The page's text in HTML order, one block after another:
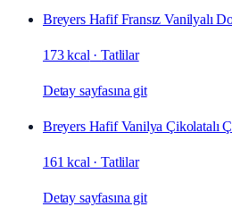
Breyers Hafif Fransız Vanilyalı
173 kcal ·Tatlilar
Detay sayfasına git
Breyers Hafif Vanilya Çikolatalı
161 kcal ·Tatlilar
Detay sayfasına git